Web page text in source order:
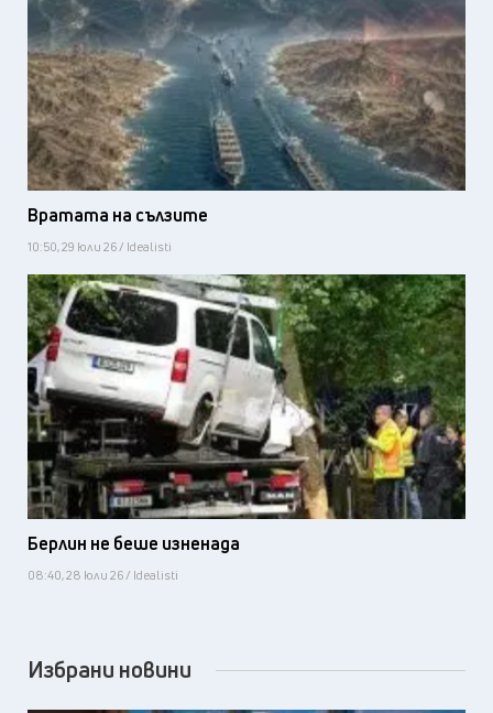
Вратата на сълзите
10:50, 29 юли 26 / Idealisti
Берлин не беше изненада
08:40, 28 юли 26 / Idealisti
Избрани новини